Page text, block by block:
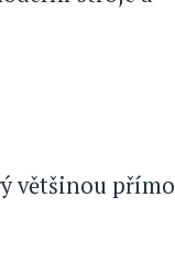
většinou přímo